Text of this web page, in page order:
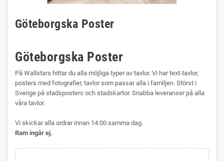
Göteborgska Poster
Göteborgska Poster
På Wallstars hittar du alla möjliga typer av tavlor. Vi har text-tavlor,
posters med fotografier, tavlor som passar alla i familjen. Störst i
Sverige på stadsposters och stadskartor. Snabba leveranser på alla
våra tavlor.
Vi skickar alla ordrar innan 14:00 samma dag.
Ram ingår ej.